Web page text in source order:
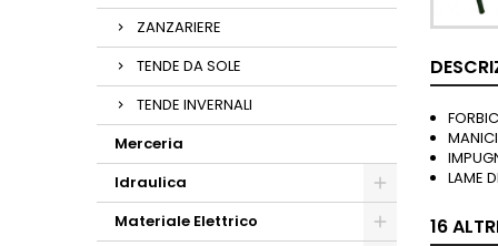
ZANZARIERE
TENDE DA SOLE
TENDE INVERNALI
Merceria
Idraulica
Materiale Elettrico
LAME
16